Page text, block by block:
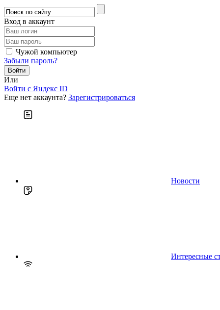
Вход в аккаунт
Чужой компьютер
Забыли пароль?
Или
Войти c Яндекс ID
Еще нет аккаунта? Зарегистрироваться
Новости
Интересные